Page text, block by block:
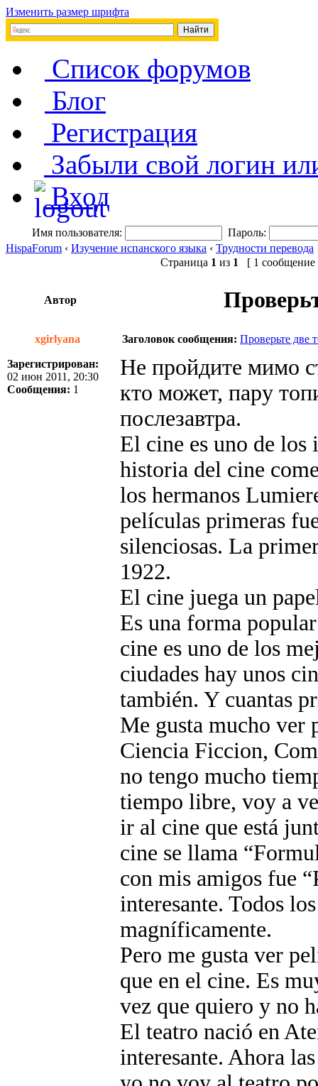
Изменить размер шрифта
Список форумов
Блог
Регистрация
Забыли свой логин
Вход
Имя пользователя:
Пароль:
HispaForum ‹ Изучение испанского языка ‹ Трудности перевода
Страница 1 из 1 [ 1 сообщение
Автор
xgirlyana Заголовок сообщения: Проверьте две
Зарегистрирован:
02 июн 2011, 20:30
Сообщения: 1
Не пройдите мимо
кто может, пару
послезавтра.
El cine es uno de
historia del cine
los hermanos
películas primeras
silenciosas. La
1922.
El cine juega un
Es una forma
cine es uno de los
ciudades hay unos
también. Y cuantas
Me gusta mucho ver
Ciencia Ficcion,
no tengo mucho
tiempo libre, voy a
ir al cine que está
cine se llama
con mis amigos fue
interesante. Todos
magníficamente.
Pero me gusta ver
que en el cine. Es
vez que quiero y no
El teatro nació en
interesante. Ahora